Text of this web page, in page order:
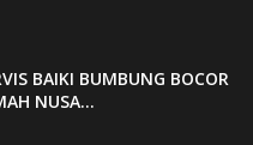
BAIKI BUMBUNG BOCOR
NUSA...